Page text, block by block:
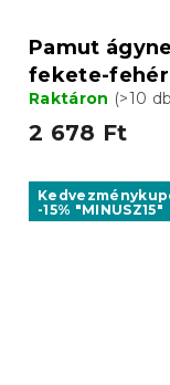
Pamut
fekete-fehér
Raktáron (>10
2 678 Ft
-15% "MINUSZ15"